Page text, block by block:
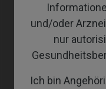
und/oder
nur
Ich bin